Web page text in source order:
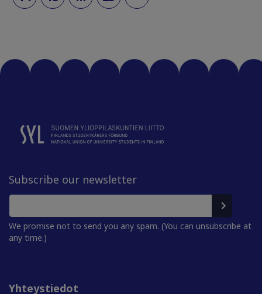
Subscribe our newsletter
We promise not to send you any spam. (You can unsubscribe at
any time.)
Yhteystiedot